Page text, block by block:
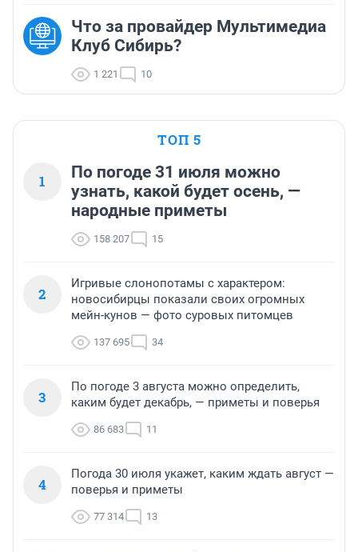
Что за провайдер Мультимедиа
Клуб Сибирь?
1 221 10
ТОП 5
1
По погоде 31 июля можно
узнать, какой будет осень, —
народные приметы
158 207 15
2
Игривые слонопотамы с характером:
новосибирцы показали своих огромных
мейн-кунов — фото суровых питомцев
137 695 34
3
По погоде 3 августа можно определить,
каким будет декабрь, — приметы и поверья
86 683 11
4
Погода 30 июля укажет, каким ждать август —
поверья и приметы
77 314 13